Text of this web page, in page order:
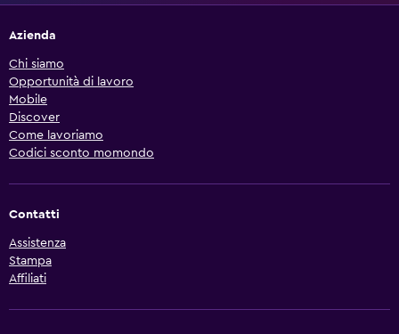
Azienda
Chi siamo
Opportunità di lavoro
Mobile
Discover
Come lavoriamo
Codici sconto momondo
Contatti
Assistenza
Stampa
Affiliati